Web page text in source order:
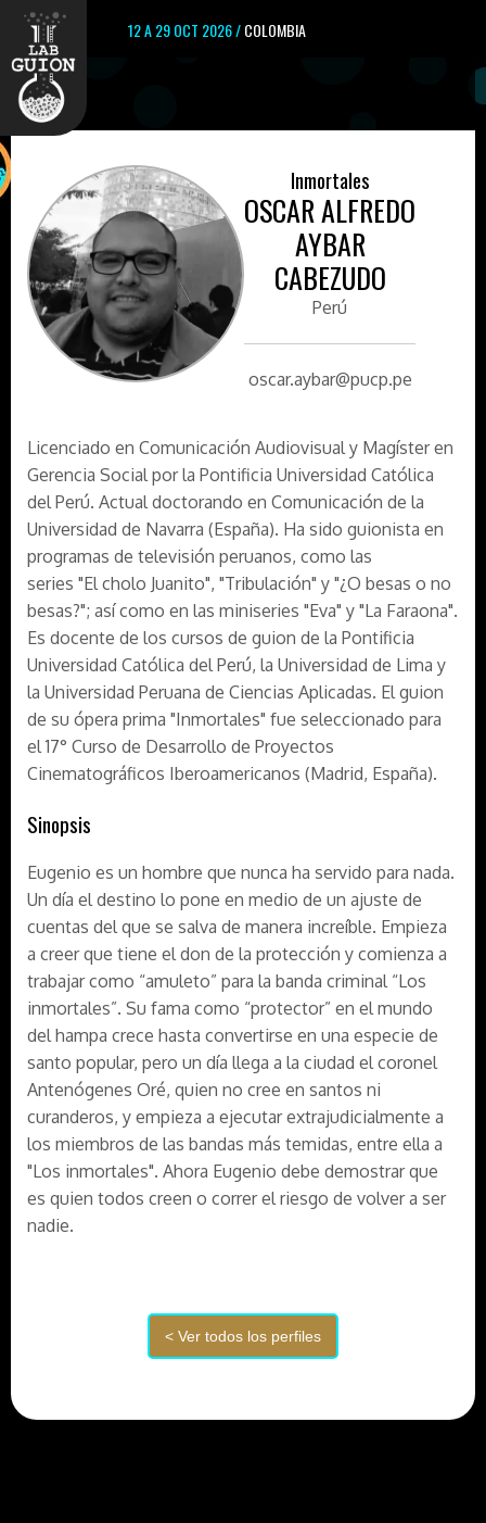
12 A 29 OCT 2026 /COLOMBIA
Inmortales
OSCAR ALFREDO
AYBAR
CABEZUDO
Perú
oscar.aybar@pucp.pe
Licenciado en Comunicación Audiovisual y Magíster en
Gerencia Social por la Pontificia Universidad Católica
del Perú. Actual doctorando en Comunicación de la
Universidad de Navarra (España). Ha sido guionista en
programas de televisión peruanos, como las
series "El cholo Juanito", "Tribulación" y "¿O besas o no
besas?"; así como en las miniseries "Eva" y "La Faraona".
Es docente de los cursos de guion de la Pontificia
Universidad Católica del Perú, la Universidad de Lima y
la Universidad Peruana de Ciencias Aplicadas. El guion
de su ópera prima "Inmortales" fue seleccionado para
el 17° Curso de Desarrollo de Proyectos
Cinematográficos Iberoamericanos (Madrid, España).
Sinopsis
Eugenio es un hombre que nunca ha servido para nada.
Un día el destino lo pone en medio de un ajuste de
cuentas del que se salva de manera increíble. Empieza
a creer que tiene el don de la protección y comienza a
trabajar como “amuleto” para la banda criminal “Los
inmortales”. Su fama como “protector” en el mundo
del hampa crece hasta convertirse en una especie de
santo popular, pero un día llega a la ciudad el coronel
Antenógenes Oré, quien no cree en santos ni
curanderos, y empieza a ejecutar extrajudicialmente a
los miembros de las bandas más temidas, entre ella a
"Los inmortales". Ahora Eugenio debe demostrar que
es quien todos creen o correr el riesgo de volver a ser
nadie.